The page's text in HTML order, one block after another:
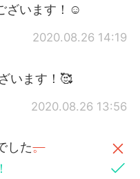
ざいます！☺️
2020.08.26 14:19
います！🥰
2020.08.26 13:56
した。
！